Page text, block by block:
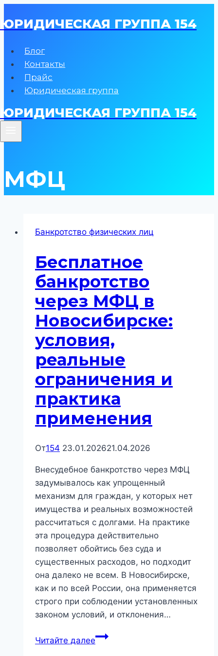
к
ЮРИДИЧЕСКАЯ ГРУППА 154
Блог
Контакты
Прайс
Юридическая группа
ЮРИДИЧЕСКАЯ ГРУППА 154
МФЦ
Банкротство физических лиц
Бесплатное
банкротство
через МФЦ в
Новосибирске:
условия,
реальные
ограничения и
практика
применения
От154 23.01.202621.04.2026
Внесудебное банкротство через МФЦ
задумывалось как упрощенный
механизм для граждан, у которых нет
имущества и реальных возможностей
рассчитаться с долгами. На практике
эта процедура действительно
позволяет обойтись без суда и
существенных расходов, но подходит
она далеко не всем. В Новосибирске,
как и по всей России, она применяется
строго при соблюдении установленных
законом условий, и отклонения…
Читайте далееБесплатное